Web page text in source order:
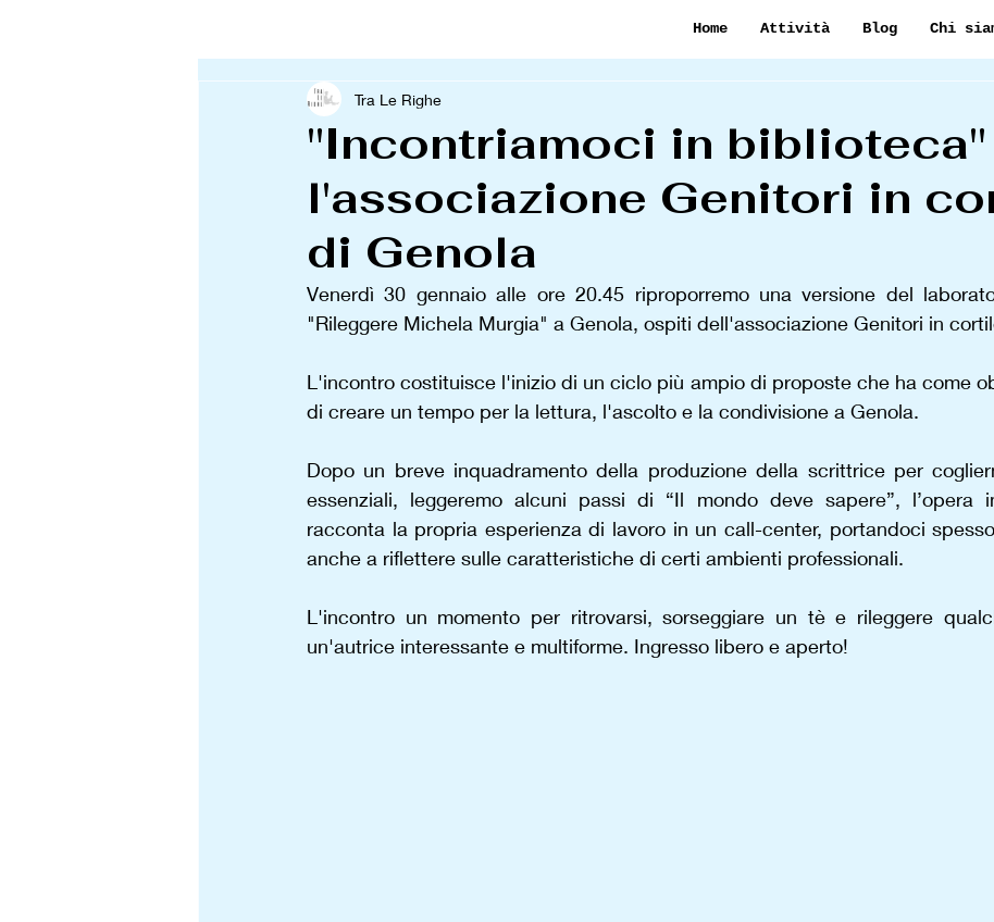
Home Attività Blog Chi
"Incontriamoci in
l'associazione Genitori in
di Genola
Tra Le Righe
Venerdì 30 gennaio alle ore 20.45 riproporremo una versione del
"Rileggere Michela Murgia" a Genola, ospiti dell'associazione Genitori in
L'incontro costituisce l'inizio di un ciclo più ampio di proposte che ha come
di creare un tempo per la lettura, l'ascolto e la condivisione a Genola.
Dopo un breve inquadramento della produzione della scrittrice per
essenziali, leggeremo alcuni passi di “Il mondo deve sapere”, l’opera
racconta la propria esperienza di lavoro in un call-center, portandoci
anche a riflettere sulle caratteristiche di certi ambienti professionali.
L'incontro un momento per ritrovarsi, sorseggiare un tè e rileggere
un'autrice interessante e multiforme. Ingresso libero e aperto!